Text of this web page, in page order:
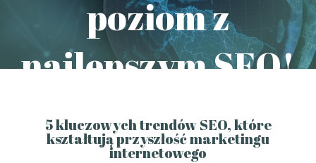
poziom z
najlepszym SEO!
5 kluczowych trendów SEO, które
kształtują przyszłość marketingu
internetowego